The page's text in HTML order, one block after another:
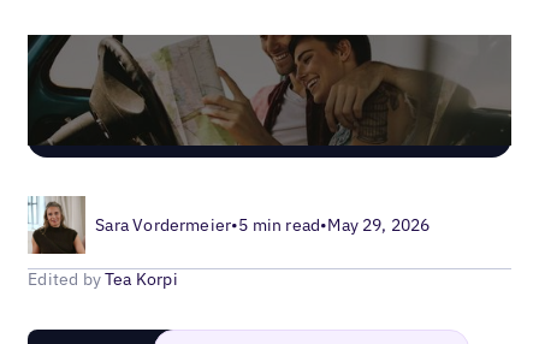
Sara Vordermeier•5 min read•May 29, 2026
Edited byTea Korpi